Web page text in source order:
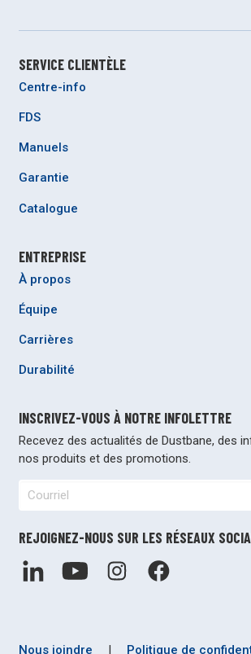
SERVICE CLIENTÈLE
Centre-info
FDS
Manuels
Garantie
Catalogue
ENTREPRISE
À propos
Équipe
Carrières
Durabilité
INSCRIVEZ-VOUS À NOTRE INFOLETTRE
Recevez des actualités de Dustbane, des
nos produits et des promotions.
REJOIGNEZ-NOUS SUR LES RÉSEAUX
Nous joindre | Politique de